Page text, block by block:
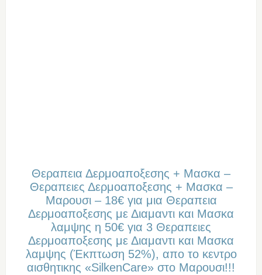
Θεραπεια Δερμοαποξεσης + Μασκα –
Θεραπειες Δερμοαποξεσης + Μασκα –
Μαρουσι – 18€ για μια Θεραπεια
Δερμοαποξεσης με Διαμαντι και Μασκα
λαμψης η 50€ για 3 Θεραπειες
Δερμοαποξεσης με Διαμαντι και Μασκα
λαμψης (Έκπτωση 52%), απο το κεντρο
αισθητικης «SilkenCare» στο Μαρουσι!!!